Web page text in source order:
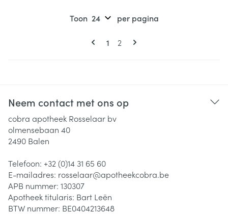
Pagina's
U lees momenteel pagina
1 Pagina
2
Toon per pagina
Neem contact met ons op
cobra apotheek Rosselaar bv
olmensebaan 40
2490 Balen
Telefoon: +32 (0)14 31 65 60
E-mailadres: rosselaar@apotheekcobra.be
APB nummer: 130307
Apotheek titularis: Bart Leën
BTW nummer: BE0404213648